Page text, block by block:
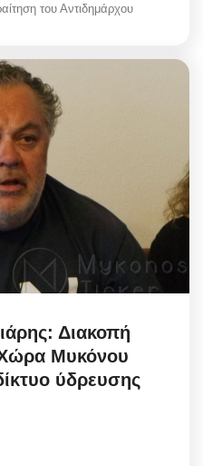
του Αντιδημάρχου
Διακοπή
Μυκόνου
ύδρευσης